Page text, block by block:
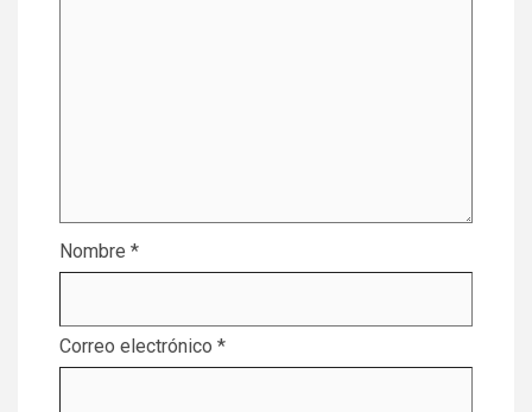
Nombre *
Correo electrónico *